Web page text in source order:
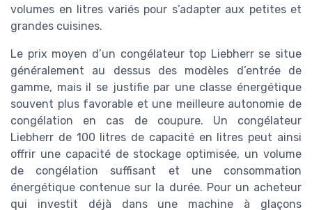
volumes en litres variés pour s’adapter aux petites et
grandes cuisines.
Le prix moyen d’un congélateur top Liebherr se situe
généralement au dessus des modèles d’entrée de
gamme, mais il se justifie par une classe énergétique
souvent plus favorable et une meilleure autonomie de
congélation en cas de coupure. Un congélateur
Liebherr de 100 litres de capacité en litres peut ainsi
offrir une capacité de stockage optimisée, un volume
de congélation suffisant et une consommation
énergétique contenue sur la durée. Pour un acheteur
qui investit déjà dans une machine à glaçons